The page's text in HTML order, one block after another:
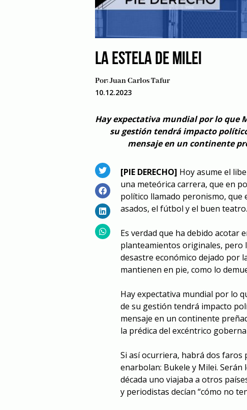
LA ESTELA DE MILEI
Por:Juan Carlos Tafur
10.12.2023
Hay expectativa mundial por lo que
su gestión tendrá impacto
mensaje en un continente
[PIE DERECHO] Hoy asume el
una meteórica carrera, que en
político llamado peronismo, que
asados, el fútbol y el buen teatro.
Es verdad que ha debido acotar
planteamientos originales, pero
desastre económico dejado por
mantienen en pie, como lo
Hay expectativa mundial por lo
de su gestión tendrá impacto
mensaje en un continente
la prédica del excéntrico
Si así ocurriera, habrá dos faros
enarbolan: Bukele y Milei. Serán
década uno viajaba a otros
y periodistas decían “cómo no